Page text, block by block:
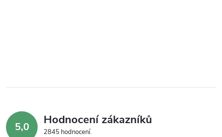
5,0 Hodnocení zákazníků
2845 hodnocení